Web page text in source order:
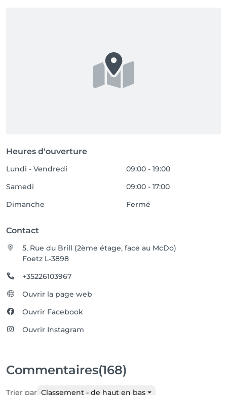
Heures d'ouverture
Lundi - Vendredi
09:00 - 19:00
Samedi
09:00 - 17:00
Dimanche
Fermé
Contact
5, Rue du Brill (2ème étage, face au McDo)
Foetz L-3898
+35226103967
Ouvrir la page web
Ouvrir Facebook
Ouvrir Instagram
Commentaires(168)
Trier par Classement - de haut en bas